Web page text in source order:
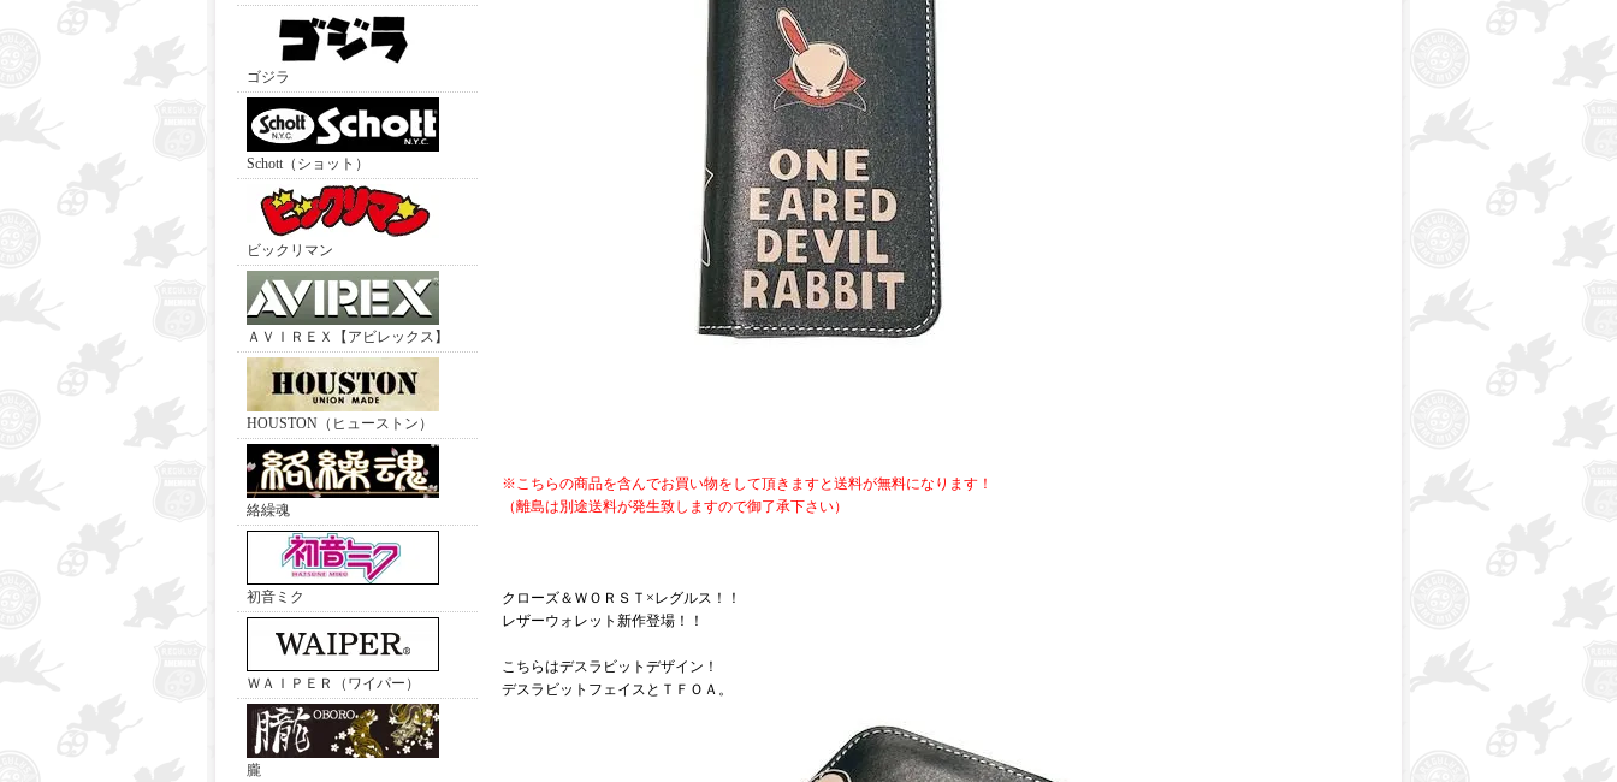
ゴジラ
Schott（ショット）
ビックリマン
ＡＶＩＲＥＸ【アビレックス】
HOUSTON（ヒューストン）
絡繰魂
初音ミク
ＷＡＩＰＥＲ（ワイパー）
朧
※こちらの商品を含んでお買い物をして頂きますと送料が無料になります！
（離島は別途送料が発生致しますので御了承下さい）
クローズ＆ＷＯＲＳＴ×レグルス！！
レザーウォレット新作登場！！
こちらはデスラビットデザイン！
デスラビットフェイスとＴＦＯＡ。